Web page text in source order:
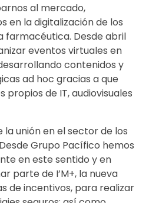
al mercado,
en la digitalización de los
farmacéutica. Desde abril
eventos virtuales en
contenidos y
ad hoc gracias a que
de IT, audiovisuales
la unión en el sector de los
Grupo Pacífico hemos
en este sentido y en
parte de I’M+, la nueva
de incentivos, para realizar